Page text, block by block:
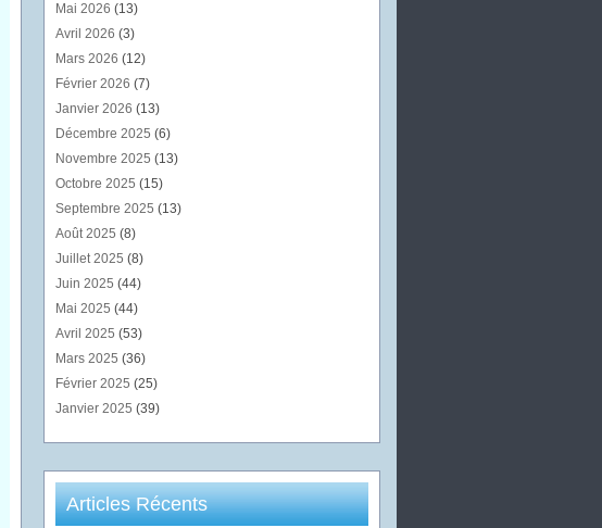
Mai 2026 (13)
Avril 2026 (3)
Mars 2026 (12)
Février 2026 (7)
Janvier 2026 (13)
Décembre 2025 (6)
Novembre 2025 (13)
Octobre 2025 (15)
Septembre 2025 (13)
Août 2025 (8)
Juillet 2025 (8)
Juin 2025 (44)
Mai 2025 (44)
Avril 2025 (53)
Mars 2025 (36)
Février 2025 (25)
Janvier 2025 (39)
Articles Récents